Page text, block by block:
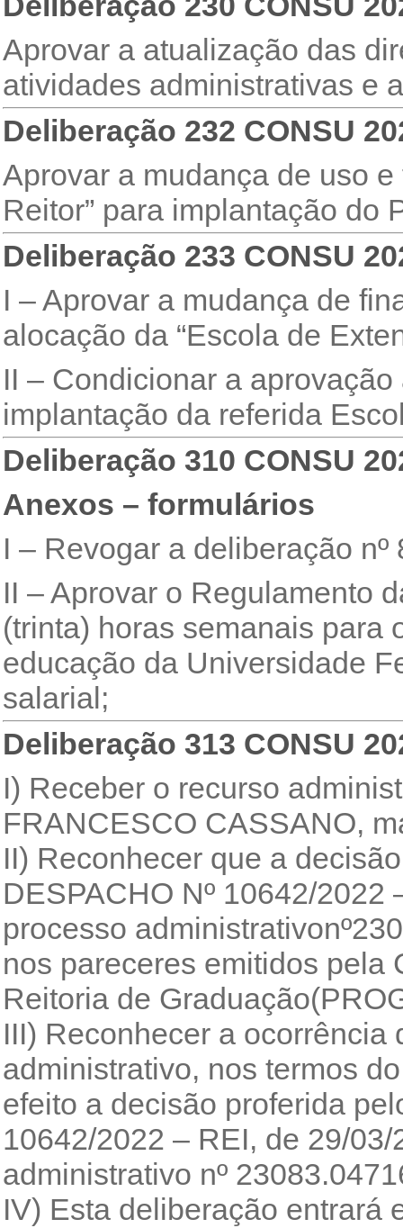
Aprovar a atualização das
atividades administrativas e
Deliberação 232 CONSU
Aprovar a mudança de uso
Reitor” para implantação do
Deliberação 233 CONSU
I – Aprovar a mudança de
alocação da “Escola de
II – Condicionar a
implantação da referida
Deliberação 310 CONSU
Anexos – formulários
I – Revogar a deliberação
II – Aprovar o Regulamento
(trinta) horas semanais para
educação da Universidade
salarial;
Deliberação 313 CONSU
I) Receber o recurso
FRANCESCO CASSANO,
II) Reconhecer que a
DESPACHO Nº 10642/
processo
nos pareceres emitidos pela
Reitoria de
III) Reconhecer a
administrativo, nos termos
efeito a decisão proferida
10642/2022 – REI, de 29/
administrativo nº
IV) Esta deliberação entrará